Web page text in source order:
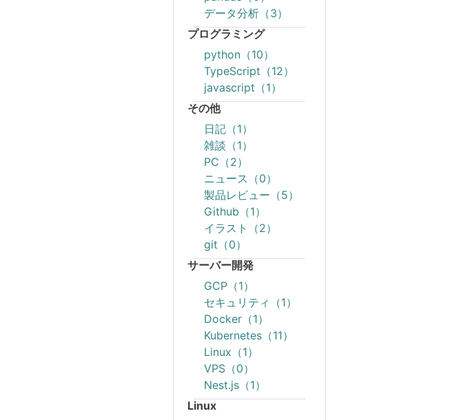
データ分析（3）
プログラミング
python（10）
TypeScript（12）
javascript（1）
その他
日記（1）
雑談（1）
PC（2）
ニュース（0）
製品レビュー（5）
Github（1）
イラスト（2）
git（0）
サーバー開発
GCP（1）
セキュリティ（1）
Docker（1）
Kubernetes（11）
Linux（1）
VPS（0）
Nest.js（1）
Linux